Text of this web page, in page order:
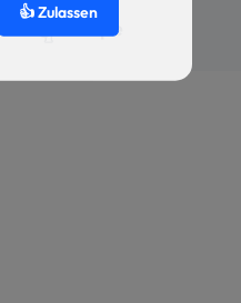
Pumpe
👍 Zulassen